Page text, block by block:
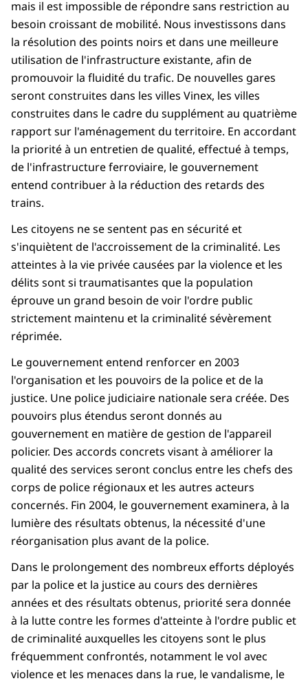
mais il est impossible de répondre sans restriction au
besoin croissant de mobilité. Nous investissons dans
la résolution des points noirs et dans une meilleure
utilisation de l'infrastructure existante, afin de
promouvoir la fluidité du trafic. De nouvelles gares
seront construites dans les villes Vinex, les villes
construites dans le cadre du supplément au quatrième
rapport sur l'aménagement du territoire. En accordant
la priorité à un entretien de qualité, effectué à temps,
de l'infrastructure ferroviaire, le gouvernement
entend contribuer à la réduction des retards des
trains.
Les citoyens ne se sentent pas en sécurité et
s'inquiètent de l'accroissement de la criminalité. Les
atteintes à la vie privée causées par la violence et les
délits sont si traumatisantes que la population
éprouve un grand besoin de voir l'ordre public
strictement maintenu et la criminalité sévèrement
réprimée.
Le gouvernement entend renforcer en 2003
l'organisation et les pouvoirs de la police et de la
justice. Une police judiciaire nationale sera créée. Des
pouvoirs plus étendus seront donnés au
gouvernement en matière de gestion de l'appareil
policier. Des accords concrets visant à améliorer la
qualité des services seront conclus entre les chefs des
corps de police régionaux et les autres acteurs
concernés. Fin 2004, le gouvernement examinera, à la
lumière des résultats obtenus, la nécessité d'une
réorganisation plus avant de la police.
Dans le prolongement des nombreux efforts déployés
par la police et la justice au cours des dernières
années et des résultats obtenus, priorité sera donnée
à la lutte contre les formes d'atteinte à l'ordre public et
de criminalité auxquelles les citoyens sont le plus
fréquemment confrontés, notamment le vol avec
violence et les menaces dans la rue, le vandalisme, le